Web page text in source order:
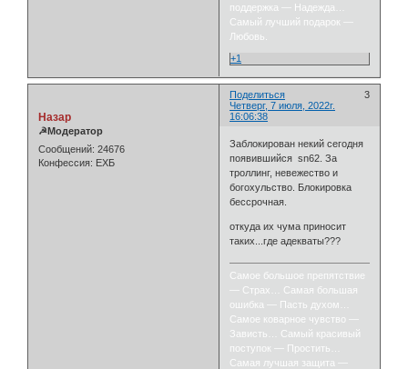
поддержка — Надежда…
Самый лучший подарок —
Любовь.
+1
Поделиться
3
Четверг, 7 июля, 2022г.
16:06:38
Назар
☭Модератор
Сообщений: 24676
Конфессия: ЕХБ
Заблокирован некий сегодня
появившийся sn62. За
троллинг, невежество и
богохульство. Блокировка
бессрочная.
откуда их чума приносит
таких...где адекваты???
Самое большое препятствие
— Страх… Самая большая
ошибка — Пасть духом…
Самое коварное чувство —
Зависть… Самый красивый
поступок — Простить…
Самая лучшая защита —